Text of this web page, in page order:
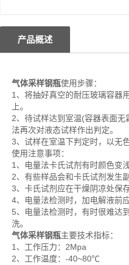
产品概述
气体采样钢瓶使用步骤：
1、将抽好真空的耐压玻璃容器
上。
2、待试样达到室温(容器表面
法再次对液态试样作出判定。
3、试样在室温下判定时，以无
使用注意事项：
1、电量法卡氏试剂有时颜色变
2、有些样品会和卡氏试剂发生
3、卡氏试剂应在干燥阴凉处保
4、电量法检测时，加电解液前
5、电量法检测时，有时很难达
洗。
气体采样钢瓶主要技术指标：
1、工作压力：2Mpa
2、工作温度：-40~80℃